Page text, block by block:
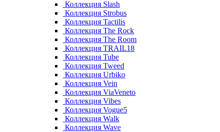
Коллекция Slash
Коллекция Strobus
Коллекция Tactilis
Коллекция The Rock
Коллекция The Room
Коллекция TRAIL18
Коллекция Tube
Коллекция Tweed
Коллекция Urbiko
Коллекция Vein
Коллекция ViaVeneto
Коллекция Vibes
Коллекция Vogue5
Коллекция Walk
Коллекция Wave